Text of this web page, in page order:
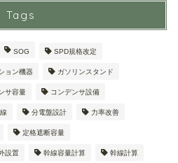
Tags
SOG SPD規格改定
ョン機器 ガソリンスタンド
サ容量 コンデンサ設備
分電盤設計 力率改善
定格遮断容量
設置 幹線容量計算 幹線計算